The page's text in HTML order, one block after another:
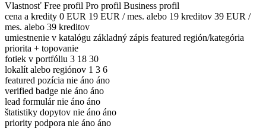
Vlastnosť Free profil Pro profil Business profil
cena a kredity 0 EUR 19 EUR / mes. alebo 19 kreditov 39 EUR /
mes. alebo 39 kreditov
umiestnenie v katalógu základný zápis featured región/kategória
priorita + topovanie
fotiek v portfóliu 3 18 30
lokalít alebo regiónov 1 3 6
featured pozícia nie áno áno
verified badge nie áno áno
lead formulár nie áno áno
štatistiky dopytov nie áno áno
priority podpora nie áno áno